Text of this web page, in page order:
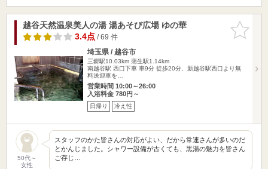
お気に入
りに追加
越谷天然温泉美人の湯 湯あそび広場 ゆの華
3.4点/ 69 件
埼玉県 / 越谷市
三郷駅10.03km 蒲生駅1.14km
南越谷駅 西口下車 車9分 徒歩20分、新越谷駅西口より無
料送迎車を…
営業時間 10:00～26:00
入浴料金 780円～
日帰り 冷え性
50代～
女性
スタッフのかた皆さんの対応がよい、だから常連さんが多いのだ
とかんじました。シャワー設備が古くても、黒湯の魅力を皆さん
ご存じ…